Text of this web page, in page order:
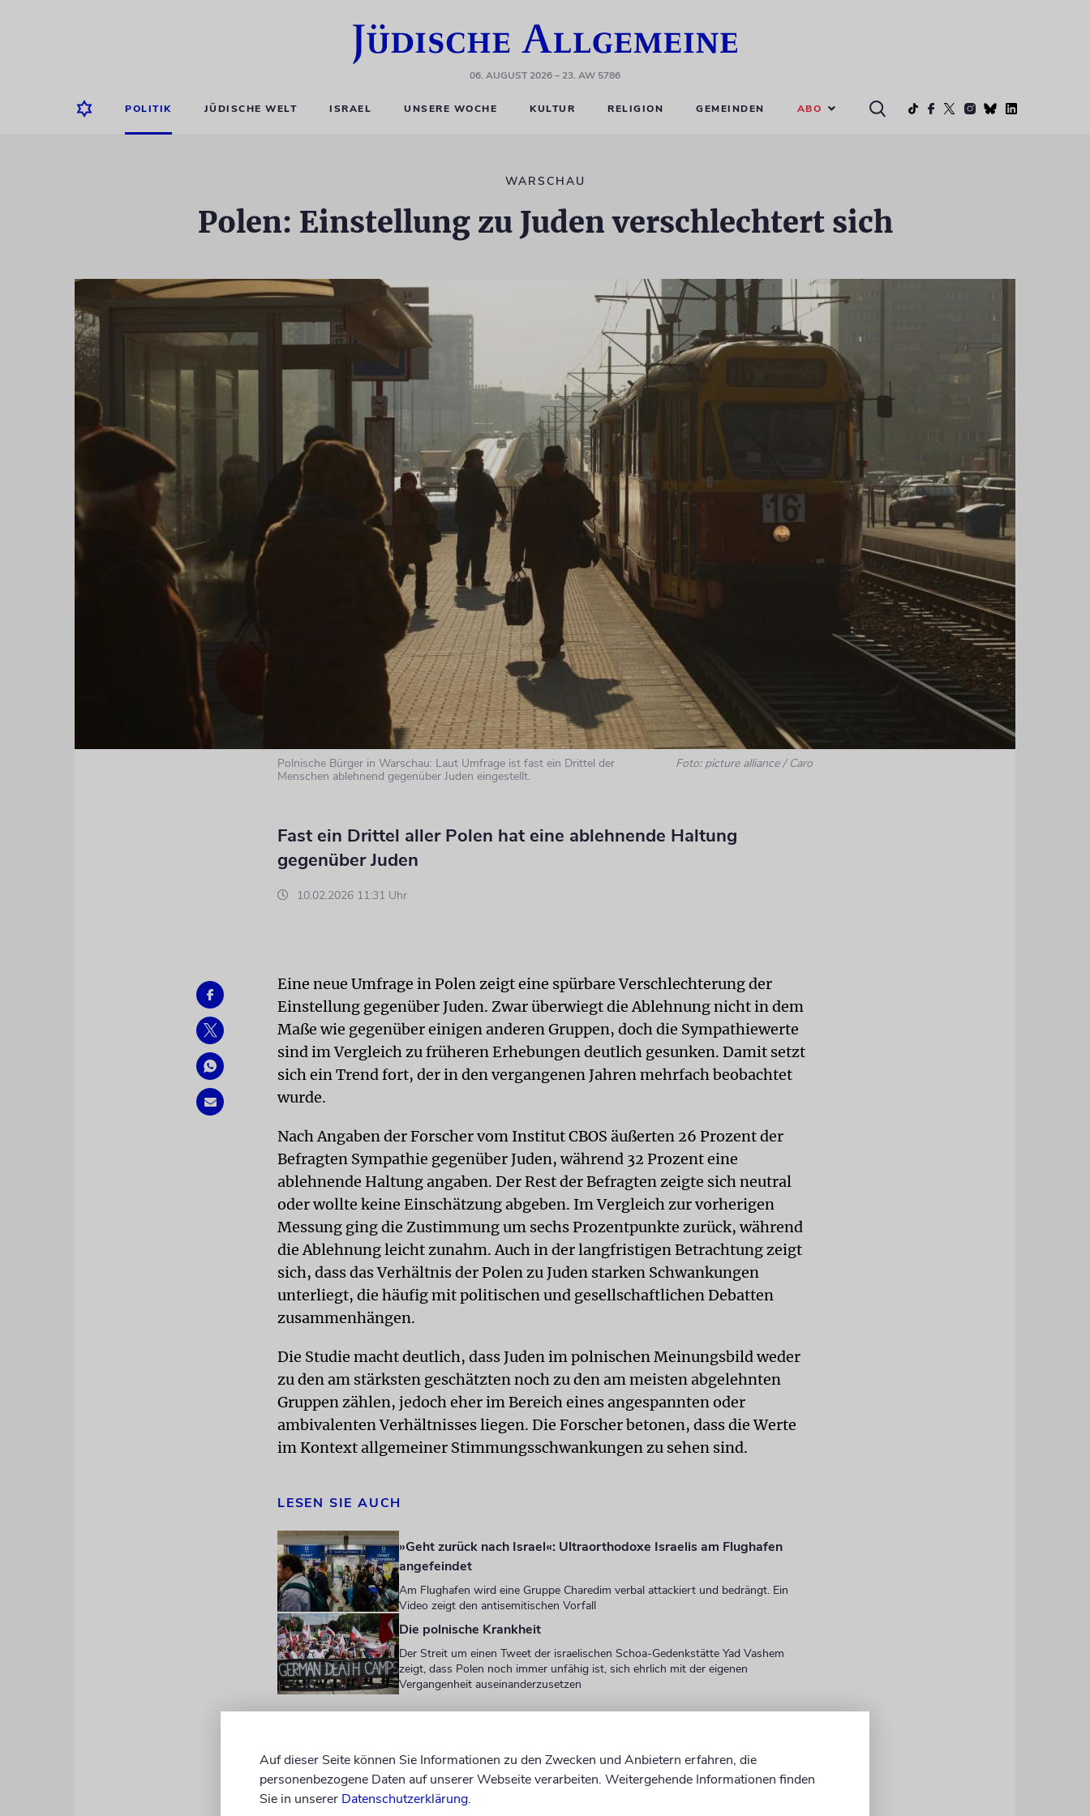
06. AUGUST 2026– 23. AW 5786
POLITIK JÜDISCHE WELT ISRAEL UNSERE WOCHE KULTUR RELIGION GEMEINDEN ABO
WARSCHAU
Polen: Einstellung zu Juden verschlechtert sich
Polnische Bürger in Warschau: Laut Umfrage ist fast ein Drittel der
Menschen ablehnend gegenüber Juden eingestellt.
Foto: picture alliance / Caro
Fast ein Drittel aller Polen hat eine ablehnende Haltung
gegenüber Juden
10.02.2026 11:31 Uhr
Eine neue Umfrage in Polen zeigt eine spürbare Verschlechterung der
Einstellung gegenüber Juden. Zwar überwiegt die Ablehnung nicht in dem
Maße wie gegenüber einigen anderen Gruppen, doch die Sympathiewerte
sind im Vergleich zu früheren Erhebungen deutlich gesunken. Damit setzt
sich ein Trend fort, der in den vergangenen Jahren mehrfach beobachtet
wurde.
Nach Angaben der Forscher vom Institut CBOS äußerten 26 Prozent der
Befragten Sympathie gegenüber Juden, während 32 Prozent eine
ablehnende Haltung angaben. Der Rest der Befragten zeigte sich neutral
oder wollte keine Einschätzung abgeben. Im Vergleich zur vorherigen
Messung ging die Zustimmung um sechs Prozentpunkte zurück, während
die Ablehnung leicht zunahm. Auch in der langfristigen Betrachtung zeigt
sich, dass das Verhältnis der Polen zu Juden starken Schwankungen
unterliegt, die häufig mit politischen und gesellschaftlichen Debatten
zusammenhängen.
Die Studie macht deutlich, dass Juden im polnischen Meinungsbild weder
zu den am stärksten geschätzten noch zu den am meisten abgelehnten
Gruppen zählen, jedoch eher im Bereich eines angespannten oder
ambivalenten Verhältnisses liegen. Die Forscher betonen, dass die Werte
im Kontext allgemeiner Stimmungsschwankungen zu sehen sind.
LESEN SIE AUCH
»Geht zurück nach Israel«: Ultraorthodoxe Israelis am Flughafen
angefeindet
Am Flughafen wird eine Gruppe Charedim verbal attackiert und bedrängt. Ein
Video zeigt den antisemitischen Vorfall
Die polnische Krankheit
Der Streit um einen Tweet der israelischen Schoa-Gedenkstätte Yad Vashem
zeigt, dass Polen noch immer unfähig ist, sich ehrlich mit der eigenen
Vergangenheit auseinanderzusetzen
Spanier besonders positiv bewerten, während Russen, Belarussen und
Roma am stärksten abgelehnt werden. Deutsche, Türken und Chinesen
werden ambivalent beurteilt, mit nahezu gleich hohen Anteilen von
Auf dieser Seite können Sie Informationen zu den Zwecken und Anbietern erfahren, die
personenbezogene Daten auf unserer Webseite verarbeiten. Weitergehende Informationen finden
Sie in unserer Datenschutzerklärung.